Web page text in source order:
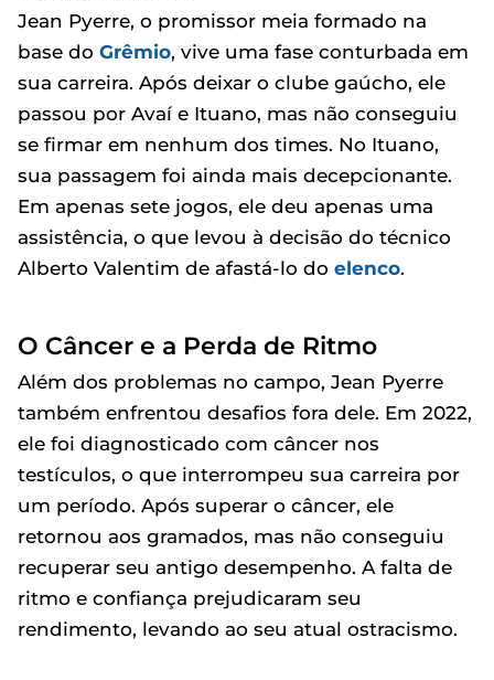
Jean Pyerre, o promissor meia formado na
base do Grêmio, vive uma fase conturbada em
sua carreira. Após deixar o clube gaúcho, ele
passou por Avaí e Ituano, mas não conseguiu
se firmar em nenhum dos times. No Ituano,
sua passagem foi ainda mais decepcionante.
Em apenas sete jogos, ele deu apenas uma
assistência, o que levou à decisão do técnico
Alberto Valentim de afastá-lo do elenco.
O Câncer e a Perda de Ritmo
Além dos problemas no campo, Jean Pyerre
também enfrentou desafios fora dele. Em 2022,
ele foi diagnosticado com câncer nos
testículos, o que interrompeu sua carreira por
um período. Após superar o câncer, ele
retornou aos gramados, mas não conseguiu
recuperar seu antigo desempenho. A falta de
ritmo e confiança prejudicaram seu
rendimento, levando ao seu atual ostracismo.